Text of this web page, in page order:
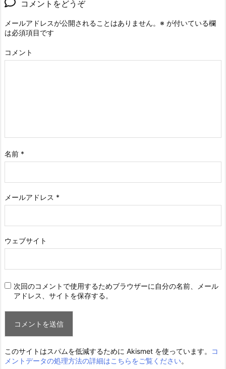
コメントをどうぞ
メールアドレスが公開されることはありません。 ※ が付いている欄
は必須項目です
コメント
名前 *
メールアドレス *
ウェブサイト
次回のコメントで使用するためブラウザーに自分の名前、メール
アドレス、サイトを保存する。
このサイトはスパムを低減するために Akismet を使っています。
コ
メントデータの処理方法の詳細はこちらをご覧ください。